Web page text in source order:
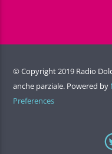
© Copyright 2019 Radio
anche parziale. Powered by
Preferences